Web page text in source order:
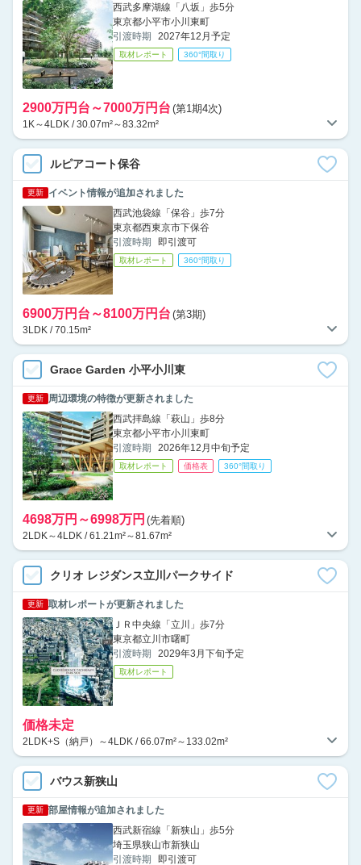
西武多摩湖線「八坂」歩5分
東京都小平市小川東町
引渡時期
2027年12月予定
取材レポート 360°間取り
2900万円台～7000万円台 (第1期4次)
1K～4LDK / 30.07m²～83.32m²
ルピアコート保谷
更新
イベント情報が追加されました
西武池袋線「保谷」歩7分
東京都西東京市下保谷
引渡時期
即引渡可
取材レポート 360°間取り
6900万円台～8100万円台 (第3期)
3LDK / 70.15m²
Grace Garden 小平小川東
更新
周辺環境の特徴が更新されました
西武拝島線「萩山」歩8分
東京都小平市小川東町
引渡時期
2026年12月中旬予定
取材レポート 価格表 360°間取り
4698万円～6998万円 (先着順)
2LDK～4LDK / 61.21m²～81.67m²
クリオ レジダンス立川パークサイド
更新 取材レポートが更新されました
ＪＲ中央線「立川」歩7分
東京都立川市曙町
引渡時期
2029年3月下旬予定
取材レポート
価格未定
2LDK+S（納戸）～4LDK / 66.07m²～133.02m²
バウス新狭山
更新 部屋情報が追加されました
西武新宿線「新狭山」歩5分
埼玉県狭山市新狭山
引渡時期
即引渡可